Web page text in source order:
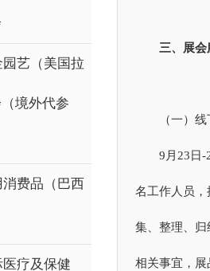
艺（美国拉
境外代参
费品（巴西
疗及保健
三、展
（一）
9月23日-
名工作人员
集、整理、
相关事宜，